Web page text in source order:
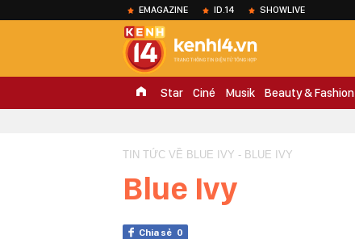
EMAGAZINE ID.14 SHOWLIVE
Star Ciné Musik Beauty & Fashion
TIN TỨC VỀ BLUE IVY - BLUE IVY
Blue Ivy
Chia sẻ 0